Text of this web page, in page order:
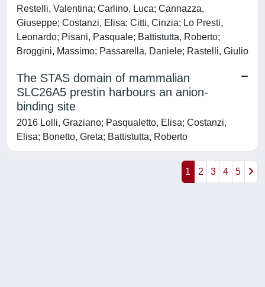
Restelli, Valentina; Carlino, Luca; Cannazza,
Giuseppe; Costanzi, Elisa; Citti, Cinzia; Lo Presti,
Leonardo; Pisani, Pasquale; Battistutta, Roberto;
Broggini, Massimo; Passarella, Daniele; Rastelli, Giulio
The STAS domain of mammalian
SLC26A5 prestin harbours an anion-
binding site
2016 Lolli, Graziano; Pasqualetto, Elisa; Costanzi,
Elisa; Bonetto, Greta; Battistutta, Roberto
1 2 3 4 5